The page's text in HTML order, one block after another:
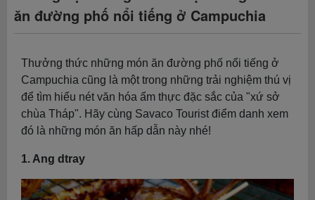
ăn đường phố nổi tiếng ở Campuchia
Thưởng thức những món ăn đường phố nổi tiếng ở
Campuchia cũng là một trong những trải nghiệm thú vị
để tìm hiểu nét văn hóa ẩm thực đặc sắc của "xứ sở
chùa Tháp". Hãy cùng Savaco Tourist điểm danh xem
đó là những món ăn hấp dẫn này nhé!
1. Ang dtray